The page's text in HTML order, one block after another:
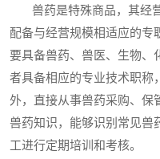
兽药是特殊商品，其经营
配备与经营规模相适应的专
要具备兽药、兽医、生物、
者具备相应的专业技术职称
外，直接从事兽药采购、保
兽药知识，能够识别常见兽
工进行定期培训和考核。